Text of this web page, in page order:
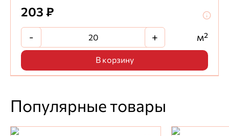
203 ₽
- + м²
В корзину
Популярные товары